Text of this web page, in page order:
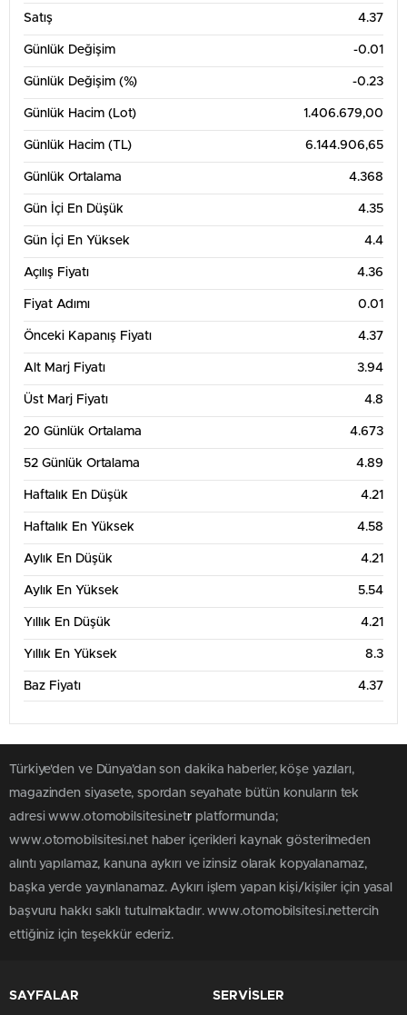
Satış 4.37
Günlük Değişim -0.01
Günlük Değişim (%) -0.23
Günlük Hacim (Lot) 1.406.679,00
Günlük Hacim (TL) 6.144.906,65
Günlük Ortalama 4.368
Gün İçi En Düşük 4.35
Gün İçi En Yüksek 4.4
Açılış Fiyatı 4.36
Fiyat Adımı 0.01
Önceki Kapanış Fiyatı 4.37
Alt Marj Fiyatı 3.94
Üst Marj Fiyatı 4.8
20 Günlük Ortalama 4.673
52 Günlük Ortalama 4.89
Haftalık En Düşük 4.21
Haftalık En Yüksek 4.58
Aylık En Düşük 4.21
Aylık En Yüksek 5.54
Yıllık En Düşük 4.21
Yıllık En Yüksek 8.3
Baz Fiyatı 4.37
Türkiye'den ve Dünya’dan son dakika haberler, köşe yazıları,
magazinden siyasete, spordan seyahate bütün konuların tek
adresi www.otomobilsitesi.netr platformunda;
www.otomobilsitesi.net haber içerikleri kaynak gösterilmeden
alıntı yapılamaz, kanuna aykırı ve izinsiz olarak kopyalanamaz,
başka yerde yayınlanamaz. Aykırı işlem yapan kişi/kişiler için yasal
başvuru hakkı saklı tutulmaktadır. www.otomobilsitesi.nettercih
ettiğiniz için teşekkür ederiz.
SAYFALAR SERVİSLER